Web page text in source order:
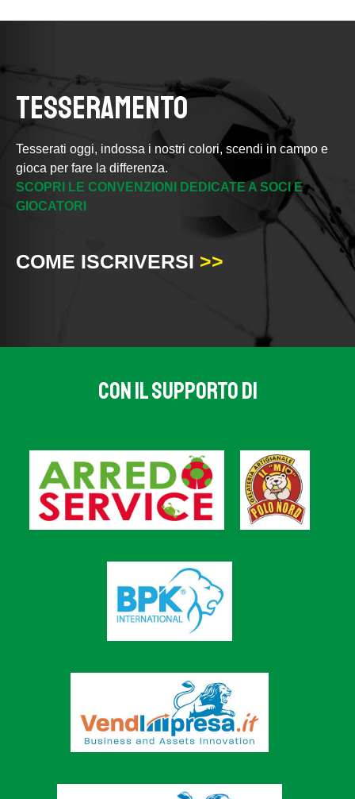
TESSERAMENTO
Tesserati oggi, indossa i nostri colori, scendi in campo e
gioca per fare la differenza.
SCOPRI LE CONVENZIONI DEDICATE A SOCI E
GIOCATORI
COME ISCRIVERSI >>
CON IL SUPPORTO DI